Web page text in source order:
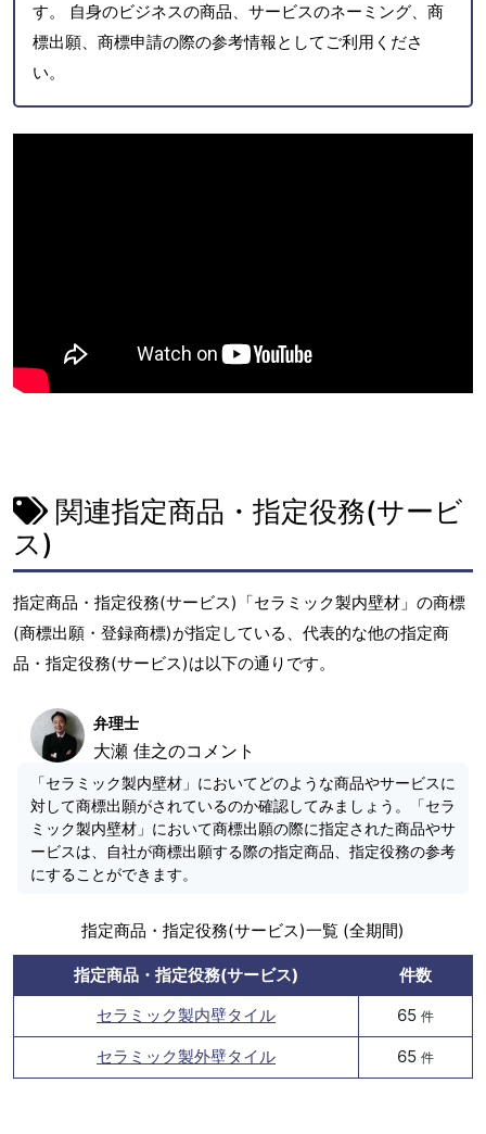
す。 自身のビジネスの商品、サービスのネーミング、商
標出願、商標申請の際の参考情報としてご利用くださ
い。
関連指定商品・指定役務(サービ
ス)
指定商品・指定役務(サービス)「セラミック製内壁材」の商標
(商標出願・登録商標)が指定している、代表的な他の指定商
品・指定役務(サービス)は以下の通りです。
弁理士
大瀬 佳之のコメント
「セラミック製内壁材」においてどのような商品やサービスに
対して商標出願がされているのか確認してみましょう。「セラ
ミック製内壁材」において商標出願の際に指定された商品やサ
ービスは、自社が商標出願する際の指定商品、指定役務の参考
にすることができます。
指定商品・指定役務(サービス)一覧 (全期間)
指定商品・指定役務(サービス)
件数
セラミック製内壁タイル
65 件
セラミック製外壁タイル 65 件